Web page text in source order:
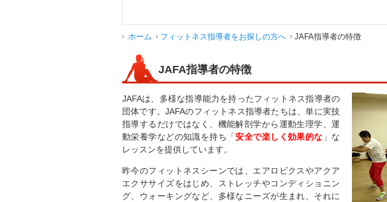
ホーム フィットネス指導者をお探しの方へ JAFA指導者の特徴
JAFA指導者の特徴
JAFAは、多様な指導能力を持ったフィットネス指導者の
団体です。JAFAのフィットネス指導者たちは、単に実技
指導するだけではなく、機能解剖学から運動生理学、運
動栄養学などの知識を持ち 「安全で楽しく効果的な 」な
レッスンを提供しています。
昨今のフィットネスシーンでは、エアロビクスやアクア
エクササイズをはじめ、ストレッチやコンディショニン
グ、ウォーキングなど、多様なニーズが生まれ、それに